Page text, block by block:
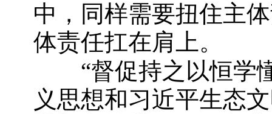
中，同样需要扭住主
体责任扛在肩上。
“督促持之以恒学懂
义思想和习近平生态